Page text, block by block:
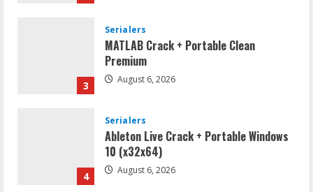
3
Serialers
MATLAB Crack + Portable Clean
Premium
August 6, 2026
4
Serialers
Ableton Live Crack + Portable Windows
10 (x32x64)
August 6, 2026